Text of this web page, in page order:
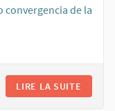
de la
LIRE LA SUITE